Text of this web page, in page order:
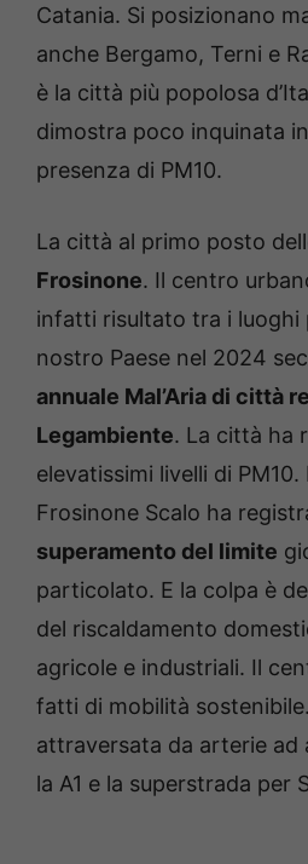
Catania. Si posizionano
anche Bergamo, Terni e
è la città più popolosa
dimostra poco inquinata
presenza di PM10.
La città al primo posto
Frosinone. Il centro
infatti risultato tra i luoghi
nostro Paese nel 2024
annuale Mal’Aria di città
Legambiente. La città ha
elevatissimi livelli di
Frosinone Scalo ha
superamento del limite
particolato. E la colpa è
del riscaldamento
agricole e industriali. Il
fatti di mobilità
attraversata da arterie
la A1 e la superstrada per